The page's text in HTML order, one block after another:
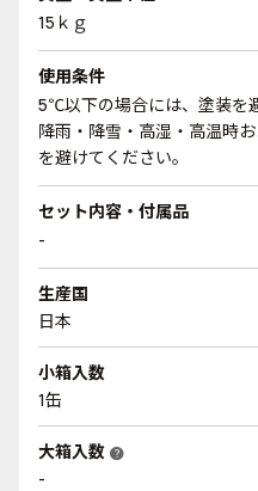
15ｋｇ
使用条件
5℃以下の場合には、塗装を
降雨・降雪・高湿・高温時
を避けてください。
セット内容・付属品
-
生産国
日本
小箱入数
1缶
大箱入数 help
-